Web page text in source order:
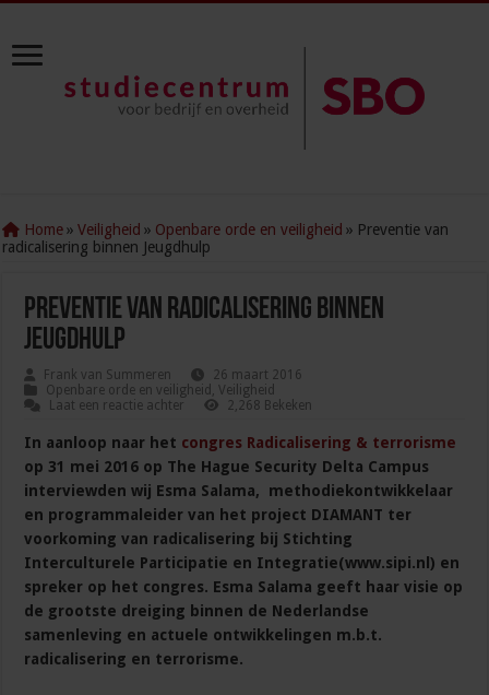
Home » Veiligheid » Openbare orde en veiligheid » Preventie van
radicalisering binnen Jeugdhulp
Preventie van radicalisering binnen
Jeugdhulp
Frank van Summeren
26 maart 2016
Openbare orde en veiligheid ,Veiligheid
Laat een reactie achter
2,268 Bekeken
In aanloop naar het congres Radicalisering & terrorisme
op 31 mei 2016 op The Hague Security Delta Campus
interviewden wij Esma Salama, methodiekontwikkelaar
en programmaleider van het project DIAMANT ter
voorkoming van radicalisering bij Stichting
Interculturele Participatie en Integratie(www.sipi.nl) en
spreker op het congres. Esma Salama geeft haar visie op
de grootste dreiging binnen de Nederlandse
samenleving en actuele ontwikkelingen m.b.t.
radicalisering en terrorisme.